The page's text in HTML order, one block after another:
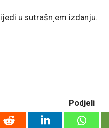
u sutrašnjem izdanju.
Podjeli